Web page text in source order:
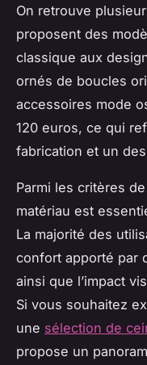
On retrouve
proposent des
classique aux
ornés de boucles
accessoires mode
120 euros, ce qui
fabrication et un
Parmi les critères
matériau est
La majorité des
confort apporté par
ainsi que l’impact
Si vous souhaitez
une sélection de
propose un